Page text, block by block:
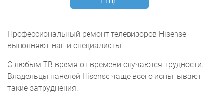
Профессиональный ремонт телевизоров Hisense
выполняют наши специалисты.
С любым ТВ время от времени случаются трудности.
Владельцы панелей Hisense чаще всего испытывают
такие затруднения: